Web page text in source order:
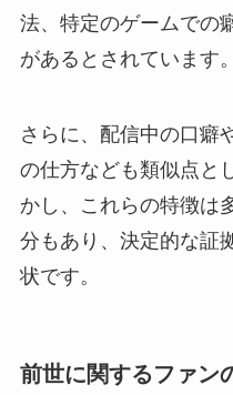
法、特定のゲームでの
があるとされています。
さらに、配信中の口癖
の仕方なども類似点と
かし、これらの特徴は
分もあり、決定的な証
状です。
前世に関するファン